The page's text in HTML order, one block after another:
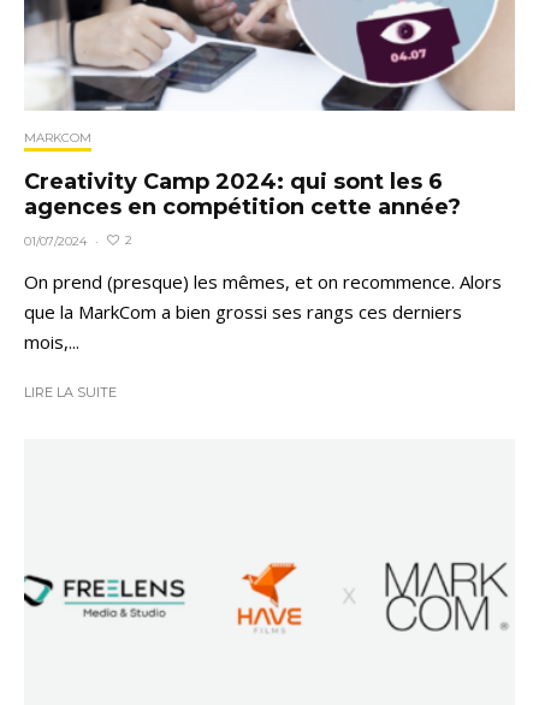
MARKCOM
Creativity Camp 2024: qui sont les 6
agences en compétition cette année?
01/07/2024 · 2
On prend (presque) les mêmes, et on recommence. Alors
que la MarkCom a bien grossi ses rangs ces derniers
mois,...
LIRE LA SUITE